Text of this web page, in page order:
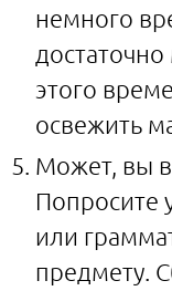
немного
этого
освежить
Может, вы
Попросите
или
предмету.